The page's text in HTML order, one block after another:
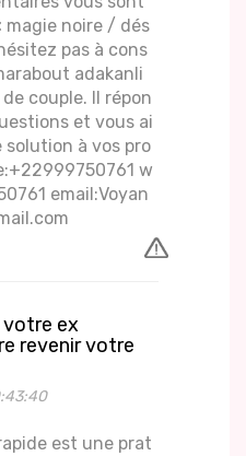
magie noire / dés
pas à cons
adakanli
couple. Il répon
et vous ai
à vos pro
w
email:Voyan
ex
revenir votre
est une prat